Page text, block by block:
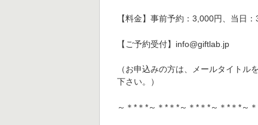
【料金】事前予約：3,000円、当日
【ご予約受付】info@giftlab.jp
（お申込みの方は、メールタイト
下さい。）
～＊*＊*～＊*＊*～＊*＊*～＊*＊*～